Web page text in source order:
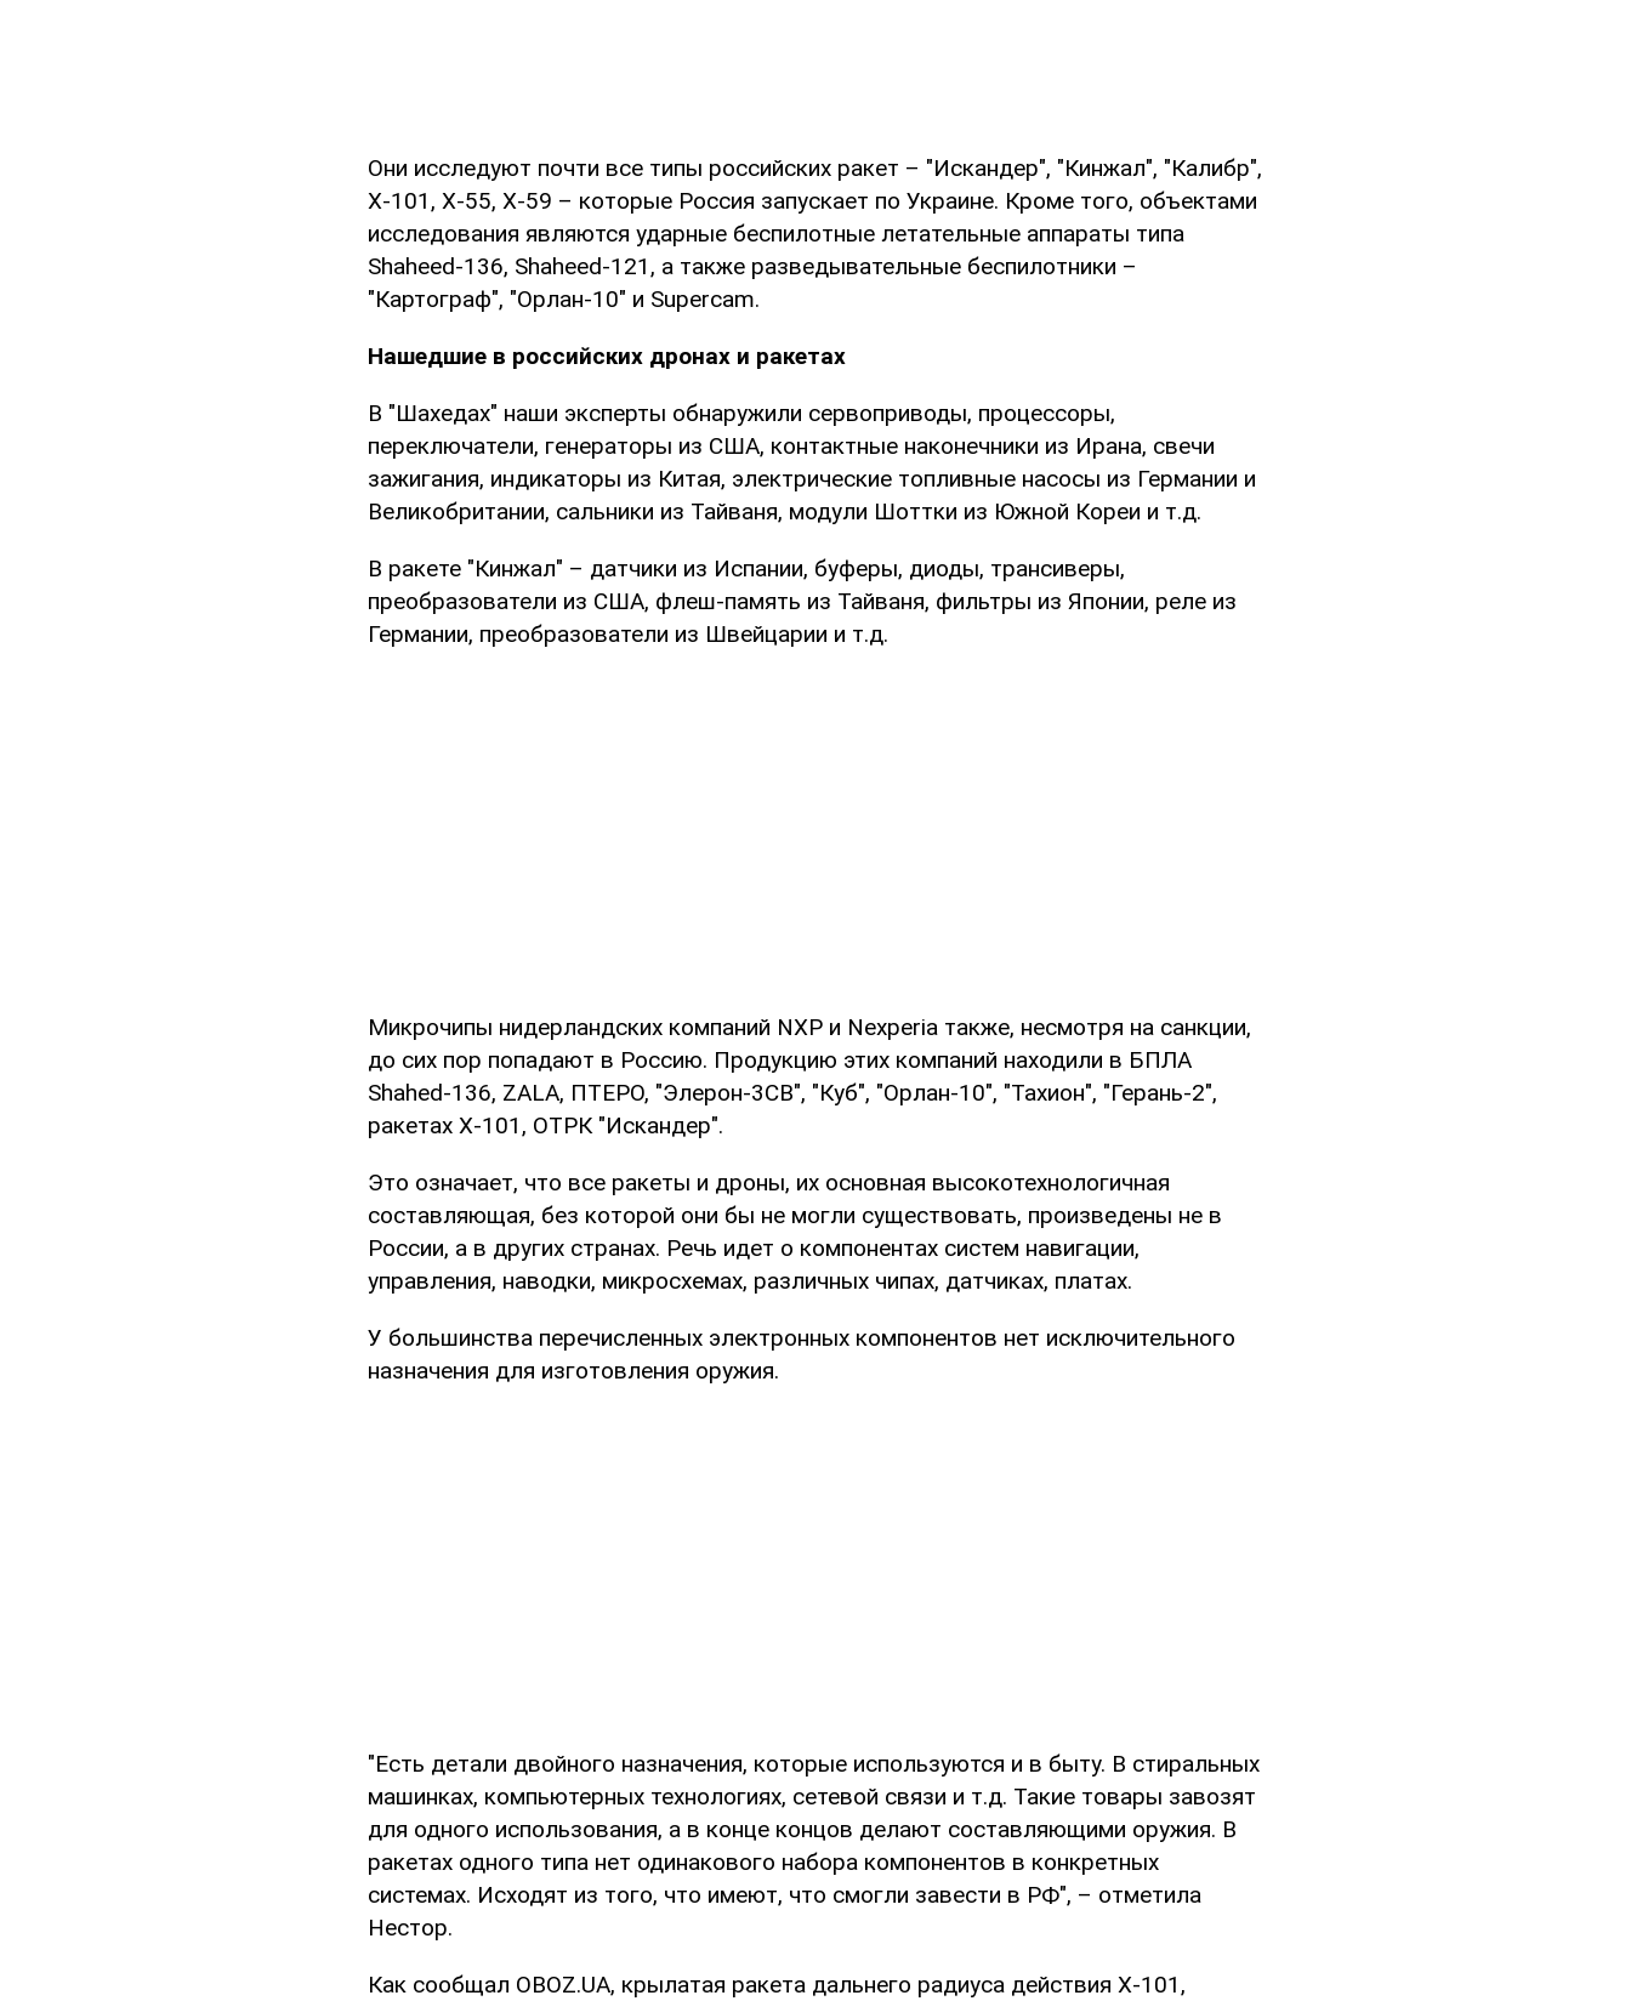
Они исследуют почти все типы российских ракет – "Искандер", "Кинжал", "Калибр",
Х-101, Х-55, Х-59 – которые Россия запускает по Украине. Кроме того, объектами
исследования являются ударные беспилотные летательные аппараты типа
Shaheed-136, Shaheed-121, а также разведывательные беспилотники –
"Картограф", "Орлан-10" и Supercam.
Нашедшие в российских дронах и ракетах
В "Шахедах" наши эксперты обнаружили сервоприводы, процессоры,
переключатели, генераторы из США, контактные наконечники из Ирана, свечи
зажигания, индикаторы из Китая, электрические топливные насосы из Германии и
Великобритании, сальники из Тайваня, модули Шоттки из Южной Кореи и т.д.
В ракете "Кинжал" – датчики из Испании, буферы, диоды, трансиверы,
преобразователи из США, флеш-память из Тайваня, фильтры из Японии, реле из
Германии, преобразователи из Швейцарии и т.д.
Микрочипы нидерландских компаний NXP и Nexperia также, несмотря на санкции,
до сих пор попадают в Россию. Продукцию этих компаний находили в БПЛА
Shahed-136, ZALA, ПТЕРО, "Элерон-3СВ", "Куб", "Орлан-10", "Тахион", "Герань-2",
ракетах Х-101, ОТРК "Искандер".
Это означает, что все ракеты и дроны, их основная высокотехнологичная
составляющая, без которой они бы не могли существовать, произведены не в
России, а в других странах. Речь идет о компонентах систем навигации,
управления, наводки, микросхемах, различных чипах, датчиках, платах.
У большинства перечисленных электронных компонентов нет исключительного
назначения для изготовления оружия.
"Есть детали двойного назначения, которые используются и в быту. В стиральных
машинках, компьютерных технологиях, сетевой связи и т.д. Такие товары завозят
для одного использования, а в конце концов делают составляющими оружия. В
ракетах одного типа нет одинакового набора компонентов в конкретных
системах. Исходят из того, что имеют, что смогли завести в РФ", – отметила
Нестор.
Как сообщал OBOZ.UA, крылатая ракета дальнего радиуса действия Х-101,